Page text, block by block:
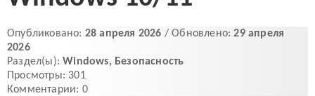
Опубликовано: 28 апреля 2026 / Обновлено:29 апреля
2026
Раздел(ы):Windows, Безопасность
Просмотры: 301
Комментарии: 0